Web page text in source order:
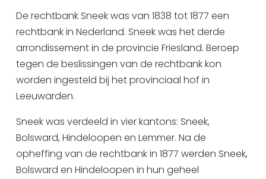
De Friese meren
Other languages
UITagenda
Routes
Veel bezochte pagina's:
Top 10 leuke dingen
De rechtbank Sneek was van 1838 tot 1877 een
rechtbank in Nederland. Sneek was het derde
arrondissement in de provincie Friesland. Beroep
tegen de beslissingen van de rechtbank kon
worden ingesteld bij het provinciaal hof in
Leeuwarden.
Sneek was verdeeld in vier kantons: Sneek,
Bolsward, Hindeloopen en Lemmer. Na de
opheffing van de rechtbank in 1877 werden Sneek,
Bolsward en Hindeloopen in hun geheel